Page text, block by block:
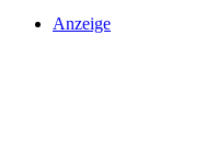
Anzeige